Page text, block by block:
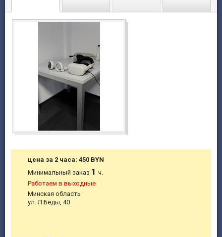
цена за 2 часа: 450 BYN
Минимальный заказ 1ч.
Работаем в выходные
Минская область
ул. Л.Беды, 40